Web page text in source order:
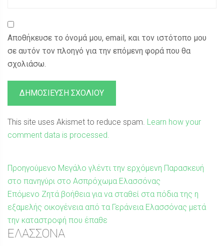
Αποθήκευσε το όνομά μου, email, και τον ιστότοπο μου
σε αυτόν τον πλοηγό για την επόμενη φορά που θα
σχολιάσω.
This site uses Akismet to reduce spam. Learn how your
comment data is processed.
Πλοήγηση
άρθρων
Προηγούμενο Προηγούμενη
δημοσίευση:
Μεγάλο γλέντι την ερχόμενη Παρασκευή
στο πανηγύρι στο Ασπρόχωμα Ελασσόνας
Επόμενο Επόμενη
δημοσίευση:
Ζητά βοήθεια για να σταθεί στα πόδια της η
εξαμελής οικογένεια από τα Γεράνεια Ελασσόνας μετά
την καταστροφή που έπαθε
Sidebar
ΕΛΑΣΣΟΝΑ